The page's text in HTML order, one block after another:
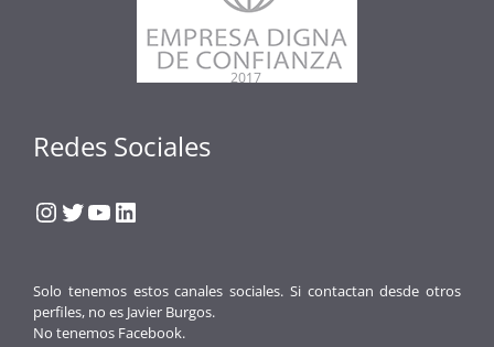
Redes Sociales
Instagram
Twitter
YouTube
LinkedIn
Solo tenemos estos canales sociales. Si contactan desde otros
perfiles, no es Javier Burgos.
No tenemos Facebook.